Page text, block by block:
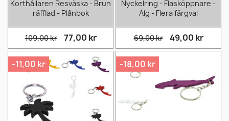
Korthållaren Resväska - Brun
räfflad - Plånbok
109,00 kr 77,00 kr
Nyckelring - Flasköppnare -
Älg - Flera färgval
69,00 kr 49,00 kr
-11,00 kr -18,00 kr